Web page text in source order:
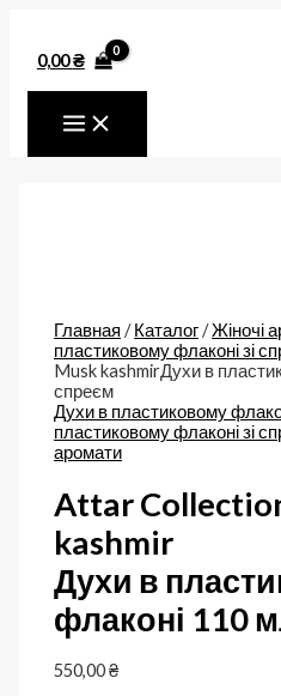
содержимому
0,00₴
Главная /Каталог/Жіночі
пластиковому флаконі зі
Musk kashmirДухи в
спреєм
Духи в пластиковому
пластиковому флаконі зі
аромати
Attar
kashmir
Духи в
флаконі 110
550,00₴
Attar
Collection
Musk
kashmirДухи
в